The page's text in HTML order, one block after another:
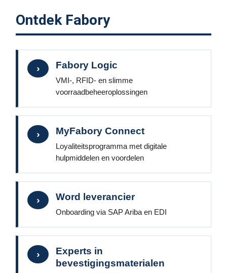
Ontdek Fabory
› Fabory Logic
VMI-, RFID- en slimme
voorraadbeheeroplossingen
› MyFabory Connect
Loyaliteitsprogramma met digitale
hulpmiddelen en voordelen
› Word leverancier
Onboarding via SAP Ariba en EDI
›
Experts in
bevestigingsmaterialen